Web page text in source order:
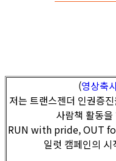
(영상축
저는 트랜스젠더 인권증
사람책 활동
RUN with pride, OUT
일럿 캠페인의